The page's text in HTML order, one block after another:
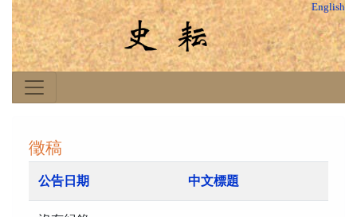
English
徵稿
公告日期 中文標題